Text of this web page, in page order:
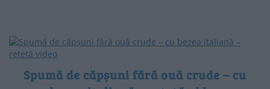
Spumă de căpșuni fără ouă crude – cu